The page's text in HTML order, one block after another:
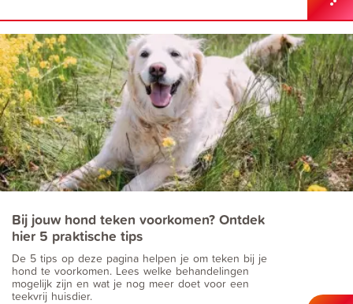
Bij jouw hond teken voorkomen? Ontdek
hier 5 praktische tips
De 5 tips op deze pagina helpen je om teken bij je
hond te voorkomen. Lees welke behandelingen
mogelijk zijn en wat je nog meer doet voor een
teekvrij huisdier.